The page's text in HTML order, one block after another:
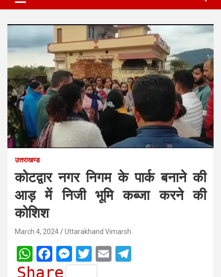
उत्तराखण्ड
कोटद्वार नगर निगम के पार्क बनाने की
आड़ में निजी भूमि कब्जा करने की
कोशिश
March 4, 2024 Uttarakhand Vimarsh
W
h
F
a
M
e
T
w
E
Share